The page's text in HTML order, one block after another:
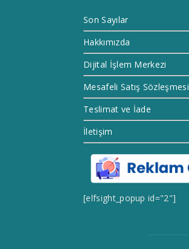
Son Sayılar
Hakkımızda
Dijital İşlem Merkezi
Mesafeli Satış Sözleşmesi
Teslimat ve İade
İletişim
[elfsight_popup id="2"]